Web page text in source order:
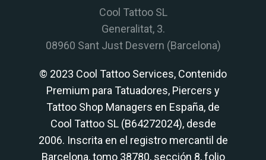
Cool Tattoo SL
Generalitat, 3.
08960 Sant Just Desvern (Barcelona)
© 2023 Cool Tattoo Services, Contenido
Premium para Tatuadores, Piercers y
Tattoo Shop Managers en España, de
Cool Tattoo SL (B64272024), desde
2006. Inscrita en el registro mercantil de
Barcelona, tomo 38780, sección 8, folio